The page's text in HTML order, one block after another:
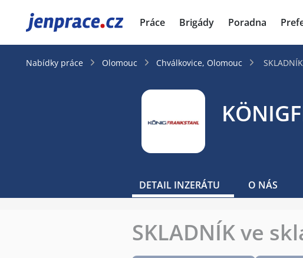
JenPráce.cz Práce Brigády Poradna
Nabídky práce Olomouc Chválkovice, Olomouc
DETAIL INZERÁTU O NÁS
SKLADNÍK ve